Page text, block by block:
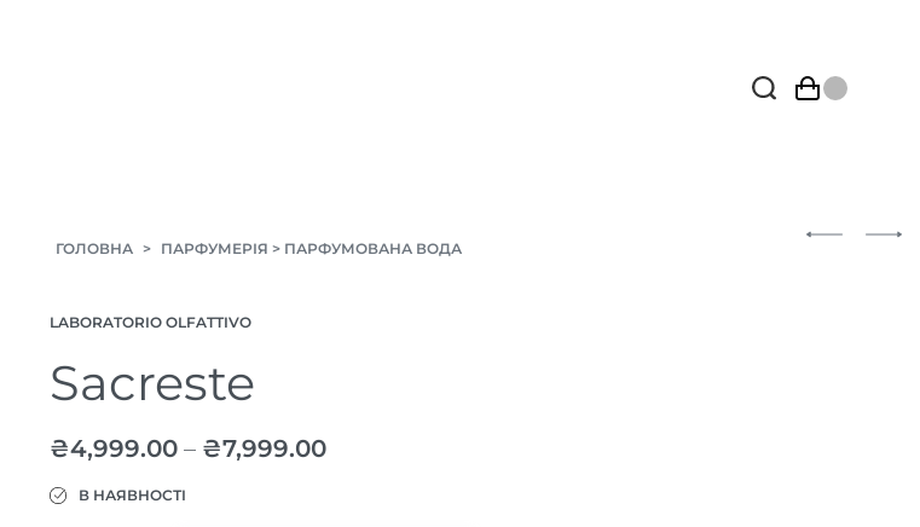
ГОЛОВНА > ПАРФУМЕРІЯ > ПАРФУМОВАНА ВОДА
LABORATORIO OLFATTIVO
Sacreste
₴4,999.00 – ₴7,999.00
В НАЯВНОСТІ